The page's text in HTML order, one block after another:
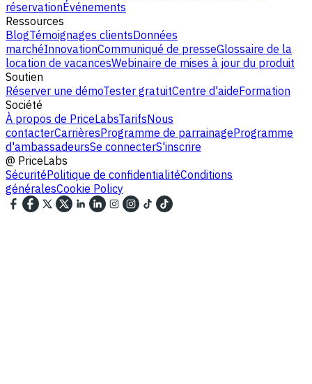
réservationÉvénements
Ressources
BlogTémoignages clientsDonnées
marchéInnovationCommuniqué de presseGlossaire de la
location de vacancesWebinaire de mises à jour du produit
Soutien
Réserver une démoTester gratuitCentre d'aideFormation
Société
À propos de PriceLabsTarifsNous
contacterCarrièresProgramme de parrainageProgramme
d'ambassadeursSe connecterS'inscrire
@ PriceLabs
SécuritéPolitique de confidentialitéConditions
généralesCookie Policy